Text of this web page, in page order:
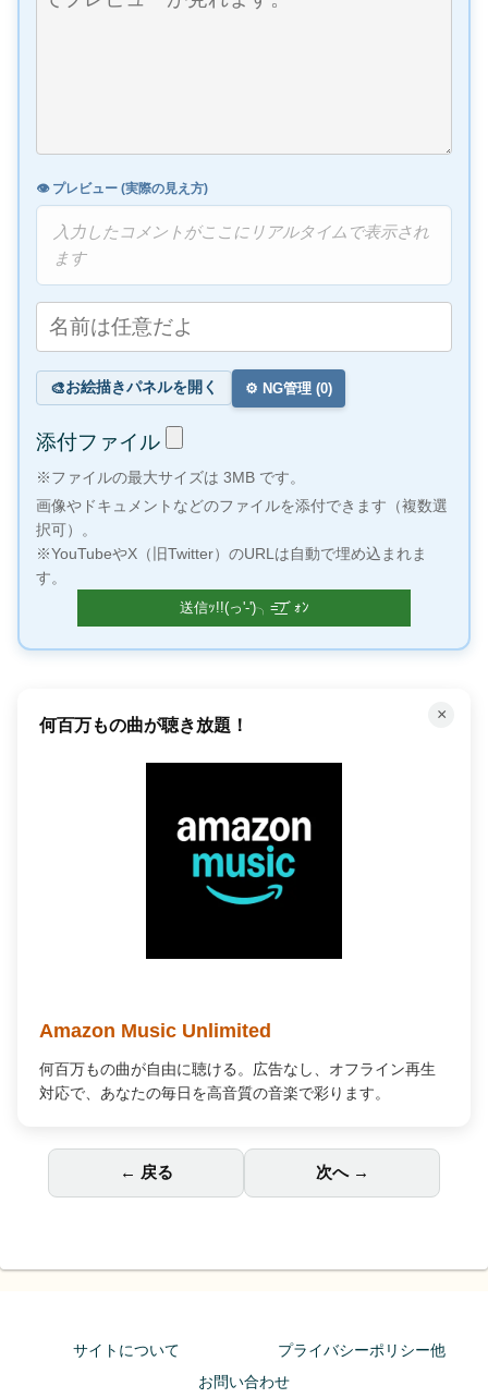
👁️ プレビュー (実際の見え方)
入力したコメントがここにリアルタイムで表示され
ます
🎨お絵描きパネルを開く ⚙️ NG管理 (0)
添付ファイル
※ファイルの最大サイズは 3MB です。
画像やドキュメントなどのファイルを添付できます（複数選
択可）。
※YouTubeやX（旧Twitter）のURLは自動で埋め込まれま
す。
×
100万冊以上の本が読み放題！
Kindle Unlimited
100万冊以上が読み放題。好きなデバイスで、いつでもどこ
でも最高の読書体験を。
← 戻る 次へ →
サイトについて
プライバシーポリシー他
お問い合わせ